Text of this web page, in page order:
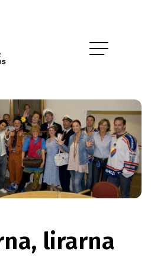
lirarna